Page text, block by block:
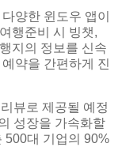
양한 윈도우 앱이
행준비 시 빙챗,
지의 정보를 신속
약을 간편하게 진
뷰로 제공될 예정
성장을 가속화할
500대 기업의 90%